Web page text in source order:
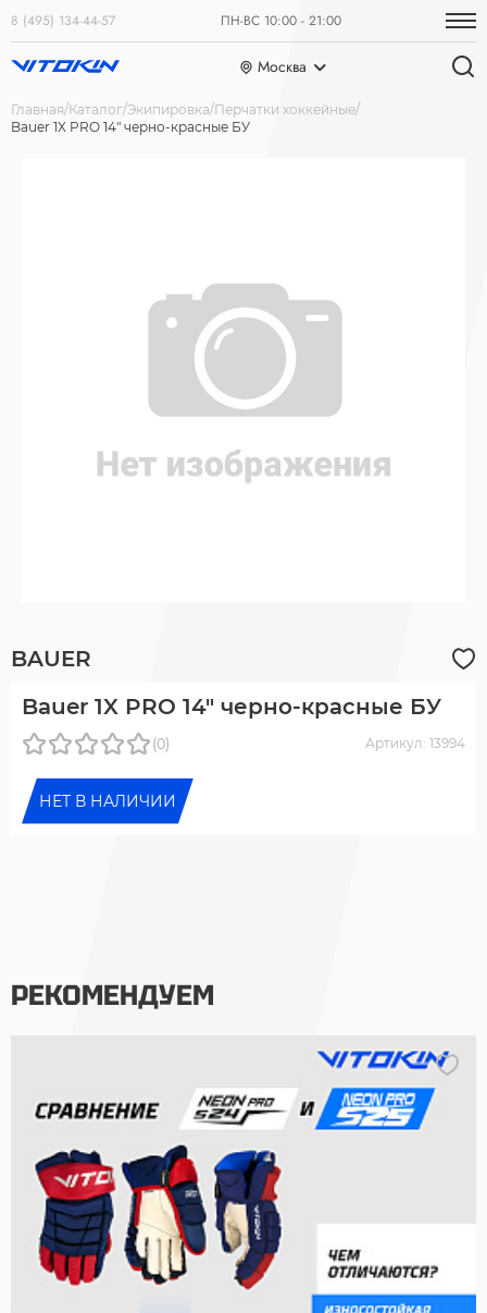
8 (495) 134-44-57 ПН-ВС 10:00 - 21:00
Москва
Главная Каталог Экипировка Перчатки хоккейные
Bauer 1X PRO 14" черно-красные БУ
BAUER
Bauer 1X PRO 14" черно-красные БУ
(0) Артикул: 13994
НЕТ В НАЛИЧИИ
РЕКОМЕНДУЕМ